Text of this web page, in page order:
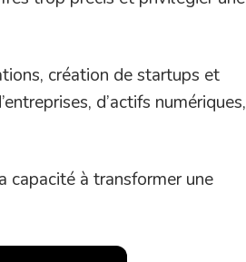
création de startups et
d’actifs numériques,
capacité à transformer une